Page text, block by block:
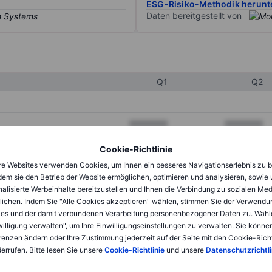
Cookie-Richtlinie
Websites verwenden Cookies, um Ihnen ein besseres Navigationserlebnis zu
sie den Betrieb der Website ermöglichen, optimieren und analysieren, sowie
Werbeinhalte bereitzustellen und Ihnen die Verbindung zu sozialen
Indem Sie "Alle Cookies akzeptieren" wählen, stimmen Sie der
und der damit verbundenen Verarbeitung personenbezogener Daten zu.
verwalten", um Ihre Einwilligungseinstellungen zu verwalten. Sie
ändern oder Ihre Zustimmung jederzeit auf der Seite mit den Cookie-
Bitte lesen Sie unsere Cookie-Richtlinieund unsere
ESG-Risiko-Methodik
Daten bereitgestellt von
Q1 Q2
XXXXXXX XXXXXXX
XXXXXXX
XXXXXXX XXXXXXX
XXXXXXX XXXXXXX
XXXXXXX XXXXXXX